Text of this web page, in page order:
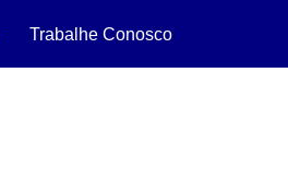
Trabalhe Conosco